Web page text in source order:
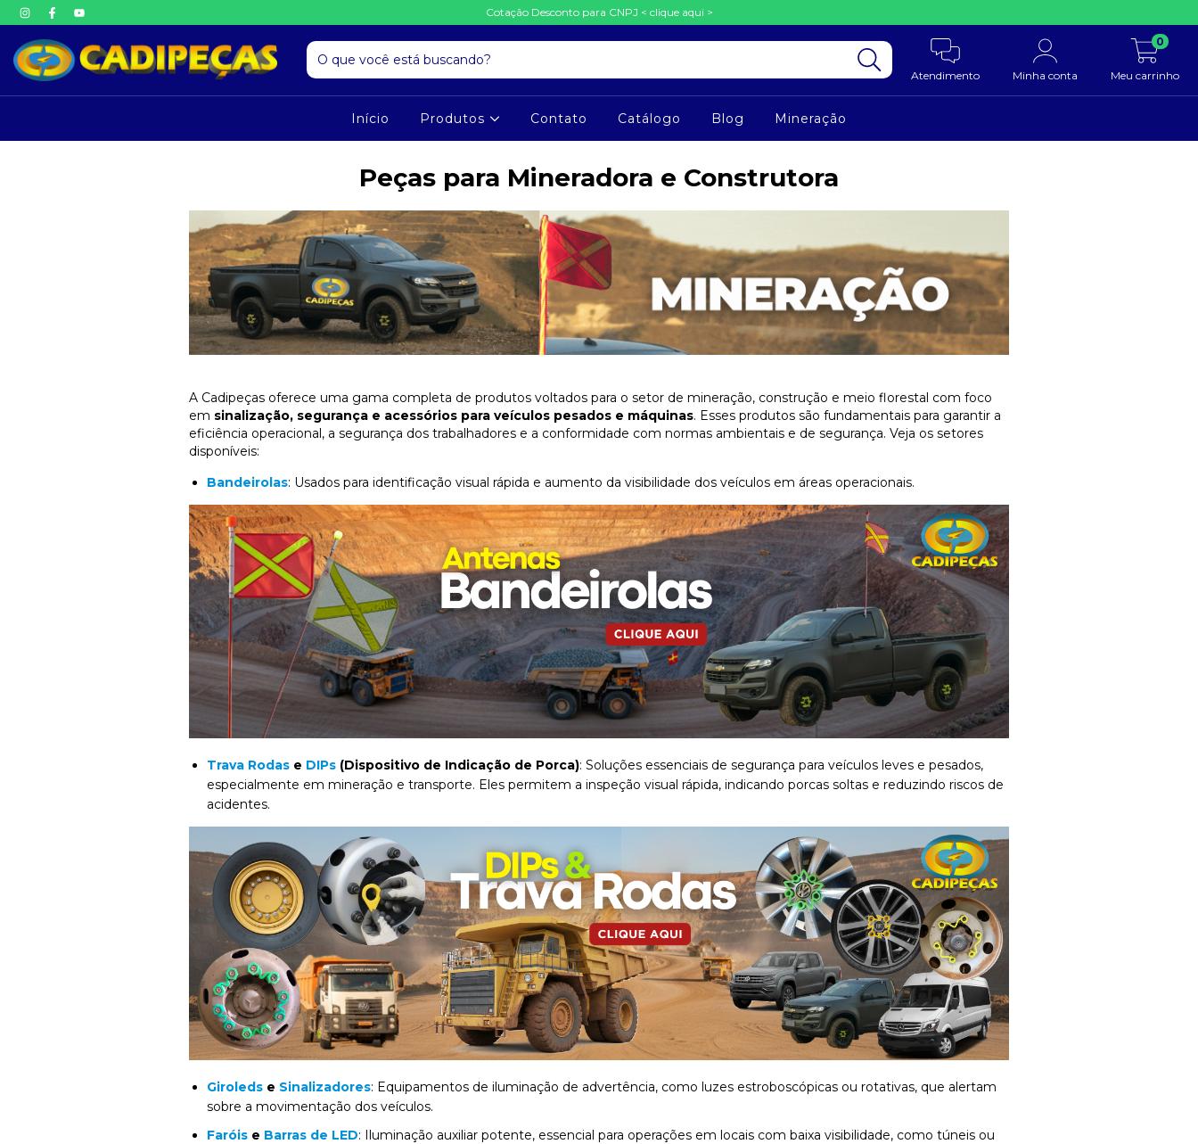
Cotação Desconto para CNPJ < clique aqui >
Atendimento Minha conta Meu carrinho
0
Início Produtos Contato Catálogo Blog Mineração
Peças para Mineradora e Construtora
A Cadipeças oferece uma gama completa de produtos voltados para o setor de mineração, construção e meio florestal com foco
em sinalização, segurança e acessórios para veículos pesados e máquinas. Esses produtos são fundamentais para garantir a
eficiência operacional, a segurança dos trabalhadores e a conformidade com normas ambientais e de segurança. Veja os setores
disponíveis:
Bandeirolas: Usados para identificação visual rápida e aumento da visibilidade dos veículos em áreas operacionais.
Trava Rodas e DIPs (Dispositivo de Indicação de Porca): Soluções essenciais de segurança para veículos leves e pesados,
especialmente em mineração e transporte. Eles permitem a inspeção visual rápida, indicando porcas soltas e reduzindo riscos de
acidentes.
Giroleds e Sinalizadores: Equipamentos de iluminação de advertência, como luzes estroboscópicas ou rotativas, que alertam
sobre a movimentação dos veículos.
Faróis e Barras de LED: Iluminação auxiliar potente, essencial para operações em locais com baixa visibilidade, como túneis ou